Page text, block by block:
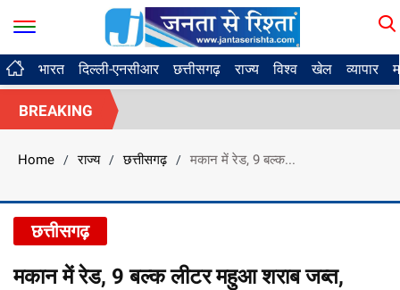
भारत दिल्ली-एनसीआर छत्तीसगढ़ राज्य विश्व खेल व्यापार
BREAKING
Home / राज्य / छत्तीसगढ़ / मकान में रेड, 9 बल्क...
छत्तीसगढ़
मकान में रेड, 9 बल्क लीटर महुआ शराब जब्त,